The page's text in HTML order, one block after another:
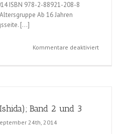
ISBN 978-2-88921-208-8
Ab 16 Jahren
[…]
Kommentare deaktiviertfür
Band 2 und 3
24th, 2014